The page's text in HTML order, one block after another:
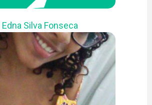
PROJETOS
PUBLICAÇÕES
Edna Silva Fonseca